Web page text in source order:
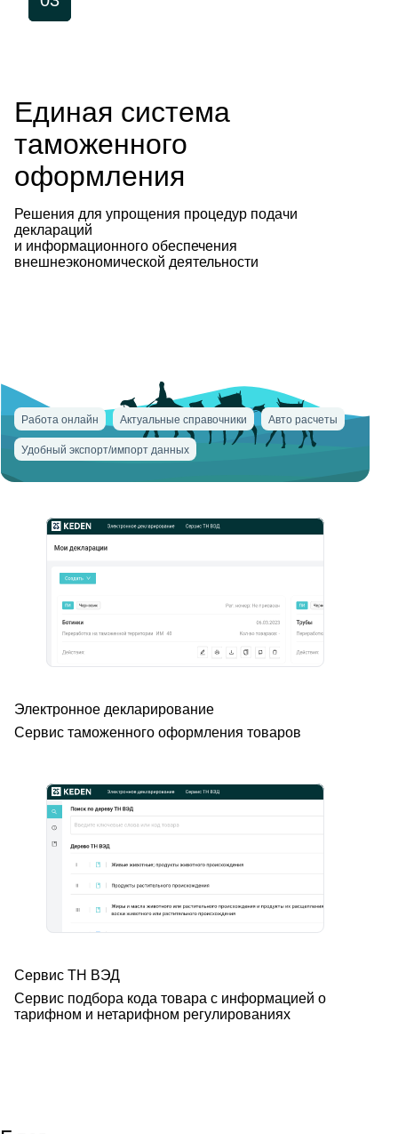
Единая система
таможенного
оформления
Решения для упрощения процедур подачи
деклараций
и информационного обеспечения
внешнеэкономической деятельности
Работа онлайн Актуальные справочники Авто расчеты
Удобный экспорт/импорт данных
Электронное декларирование
Сервис таможенного оформления товаров
Сервис ТН ВЭД
Сервис подбора кода товара с информацией о
тарифном и нетарифном регулированиях